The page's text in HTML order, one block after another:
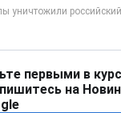
первыми в
на